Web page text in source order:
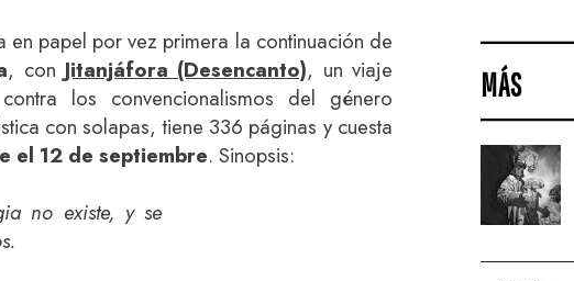
MÁS
en papel por vez primera la continuación de
, con Jitanjáfora (Desencanto), un viaje
los convencionalismos del género
con solapas, tiene 336 páginas y cuesta
el 12 de septiembre. Sinopsis:
no existe, y se